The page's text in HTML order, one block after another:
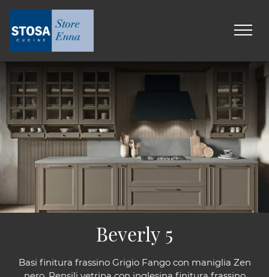
Basi finitura frassino Grigio Fango con maniglia Zen
Beverly 5